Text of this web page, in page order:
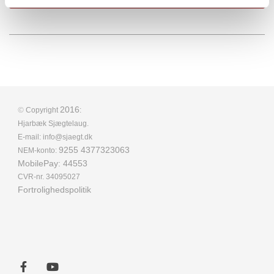
© Copyright 2016:
Hjarbæk Sjægtelaug.
E-mail: info@sjaegt.dk
NEM-konto: 9255 4377323063
MobilePay: 44553
CVR-nr. 34095027
Fortrolighedspolitik